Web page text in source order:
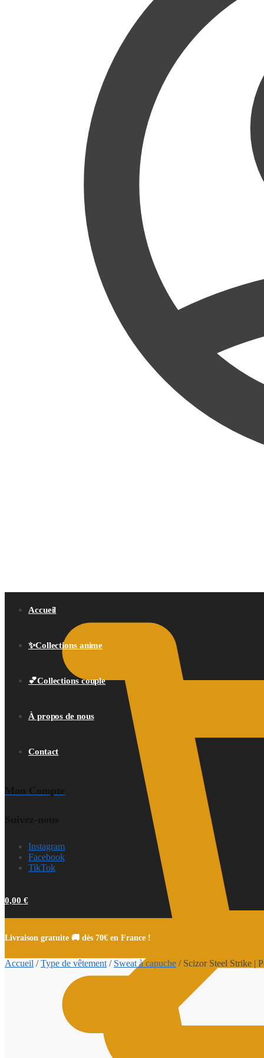
Accueil
✨Collections anime
💕Collections couple
À propos de nous
Contact
Instagram
Facebook
TikTok
0,00 €
Livraison gratuite 🚚 dès 70€ en France !
Accueil /Type de vêtement / Sweat à capuche / Scizor Steel Strike |